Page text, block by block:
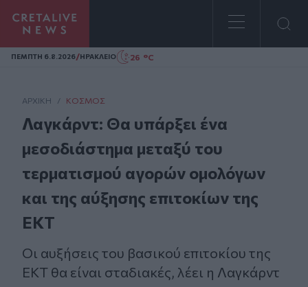
Homepage
ΠΕΜΠΤΗ 6.8.2026/ΗΡΑΚΛΕΙΟ 26 °C
ΑΡΧΙΚΗ / ΚΌΣΜΟΣ
Λαγκάρντ: Θα υπάρξει ένα
μεσοδιάστημα μεταξύ του
τερματισμού αγορών ομολόγων
και της αύξησης επιτοκίων της
ΕΚΤ
Οι αυξήσεις του βασικού επιτοκίου της
ΕΚΤ θα είναι σταδιακές, λέει η Λαγκάρντ